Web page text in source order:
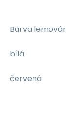
Barva
bílá
červená